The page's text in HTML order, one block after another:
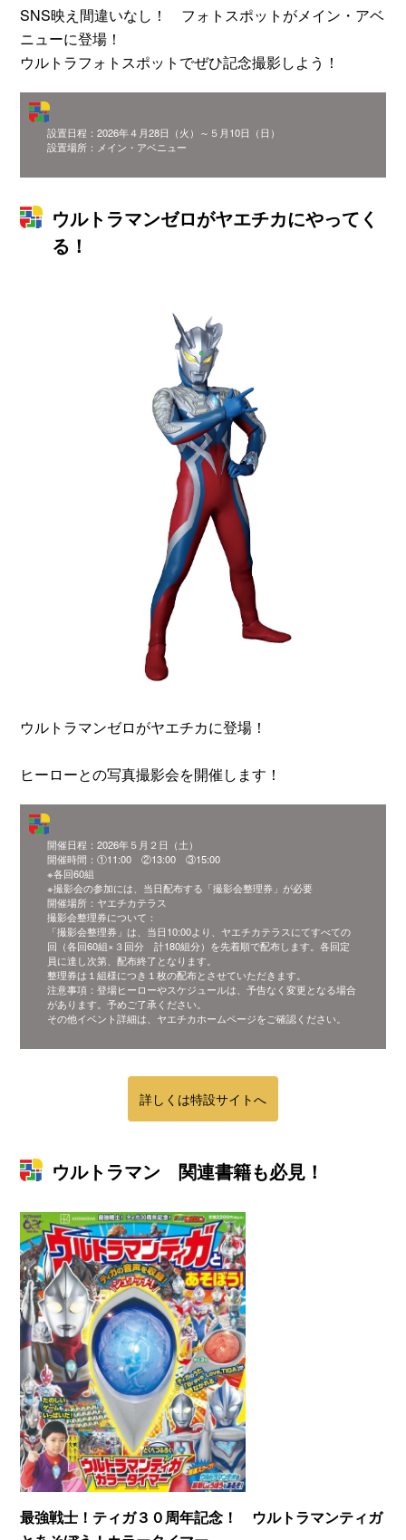
SNS映え間違いなし！ フォトスポットがメイン・アベ
ニューに登場！
ウルトラフォトスポットでぜひ記念撮影しよう！
設置日程：2026年４月28日（火）～５月10日（日）
設置場所：メイン・アベニュー
ウルトラマンゼロがヤエチカにやってく
る！
ウルトラマンゼロがヤエチカに登場！
ヒーローとの写真撮影会を開催します！
開催日程：2026年５月２日（土）
開催時間：①11:00 ②13:00 ③15:00
※各回60組
※撮影会の参加には、当日配布する「撮影会整理券」が必要
開催場所：ヤエチカテラス
撮影会整理券について：
「撮影会整理券」は、当日10:00より、ヤエチカテラスにてすべての
回（各回60組×３回分 計180組分）を先着順で配布します。各回定
員に達し次第、配布終了となります。
整理券は１組様につき１枚の配布とさせていただきます。
注意事項：登場ヒーローやスケジュールは、予告なく変更となる場合
があります。予めご了承ください。
その他イベント詳細は、ヤエチカホームページをご確認ください。
詳しくは特設サイトへ
ウルトラマン 関連書籍も必見！
最強戦士！ティガ３０周年記念！ ウルトラマンティガ